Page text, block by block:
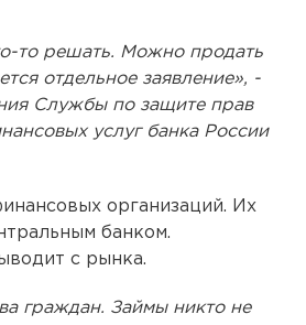
то решать. Можно продать
отдельное заявление», -
Службы по защите прав
услуг банка России
организаций. Их
банком.
с рынка.
граждан. Займы никто не